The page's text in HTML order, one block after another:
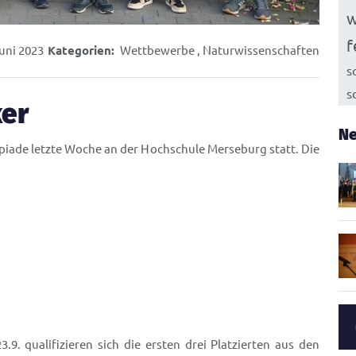
2023 Kategorien: Wettbewerbe , Naturwissenschaften
letzte Woche an der Hochschule Merseburg statt. Die
qualifizieren sich die ersten drei Platzierten aus den